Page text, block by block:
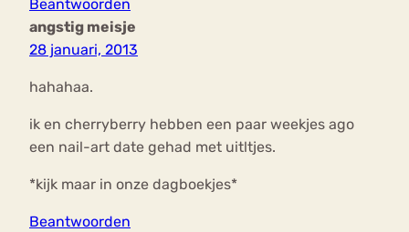
Beantwoorden
angstig meisje
28 januari, 2013
hahahaa.
ik en cherryberry hebben een paar weekjes ago
een nail-art date gehad met uitltjes.
*kijk maar in onze dagboekjes*
Beantwoorden